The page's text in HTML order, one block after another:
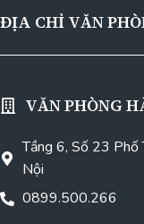
ĐỊA CHỈ VĂN
VĂN PHÒNG
Tầng 6, Số 23 Phố
Nội
0899.500.266